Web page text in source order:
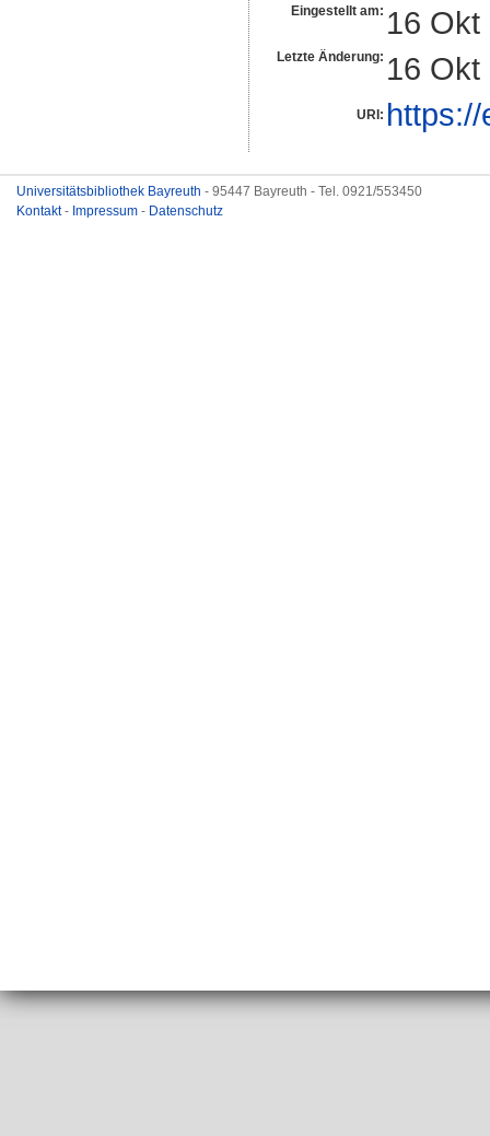
Eingestellt am: 16 Okt
Letzte Änderung: 16 Okt
URI:
Universitätsbibliothek Bayreuth - 95447 Bayreuth - Tel. 0921/553450
Kontakt- Impressum - Datenschutz